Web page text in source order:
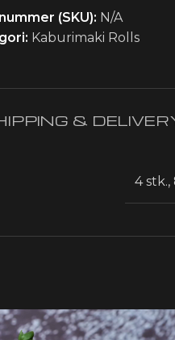
(SKU): N/A
Kaburimaki Rolls
&
4 stk.,